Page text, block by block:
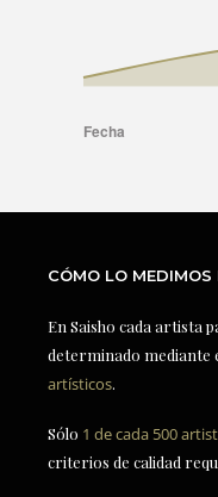
CÓMO LO MEDIMOS
En Saisho cada artista
determinado mediante
artísticos.
Sólo 1 de cada 500
criterios de calidad